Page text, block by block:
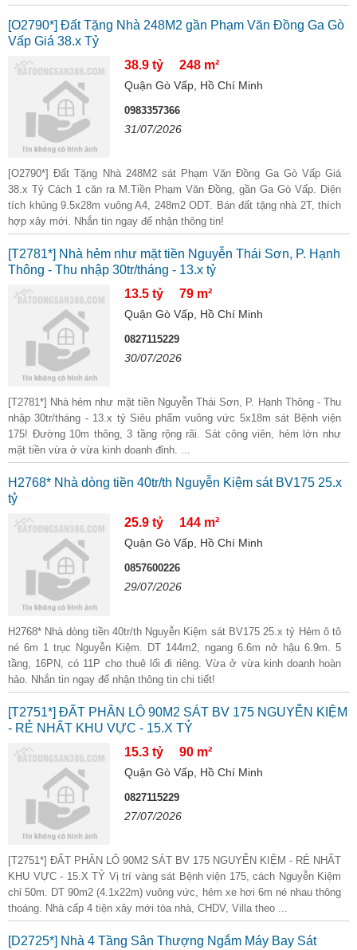
[O2790*] Đất Tặng Nhà 248M2 gần Phạm Văn Đồng Ga Gò
Vấp Giá 38.x Tỷ
38.9 tỷ
248 m²
Quận Gò Vấp, Hồ Chí Minh
0983357366
31/07/2026
[O2790*] Đất Tặng Nhà 248M2 sát Phạm Văn Đồng Ga Gò Vấp Giá
38.x Tỷ Cách 1 căn ra M.Tiền Phạm Văn Đồng, gần Ga Gò Vấp. Diện
tích khủng 9.5x28m vuông A4, 248m2 ODT. Bán đất tặng nhà 2T, thích
hợp xây mới. Nhắn tin ngay để nhận thông tin!
[T2781*] Nhà hẻm như mặt tiền Nguyễn Thái Sơn, P. Hạnh
Thông - Thu nhập 30tr/tháng - 13.x tỷ
13.5 tỷ
79 m²
Quận Gò Vấp, Hồ Chí Minh
0827115229
30/07/2026
[T2781*] Nhà hẻm như mặt tiền Nguyễn Thái Sơn, P. Hạnh Thông - Thu
nhập 30tr/tháng - 13.x tỷ Siêu phẩm vuông vức 5x18m sát Bệnh viện
175! Đường 10m thông, 3 tầng rộng rãi. Sát công viên, hẻm lớn như
mặt tiền vừa ở vừa kinh doanh đỉnh. ...
H2768* Nhà dòng tiền 40tr/th Nguyễn Kiệm sát BV175 25.x
tỷ
25.9 tỷ
144 m²
Quận Gò Vấp, Hồ Chí Minh
0857600226
29/07/2026
H2768* Nhà dòng tiền 40tr/th Nguyễn Kiệm sát BV175 25.x tỷ Hẻm ô tô
né 6m 1 trục Nguyễn Kiệm. DT 144m2, ngang 6.6m nở hậu 6.9m. 5
tầng, 16PN, có 11P cho thuê lối đi riêng. Vừa ở vừa kinh doanh hoàn
hảo. Nhắn tin ngay để nhận thông tin chi tiết!
[T2751*] ĐẤT PHÂN LÔ 90M2 SÁT BV 175 NGUYỄN KIỆM
- RẺ NHẤT KHU VỰC - 15.X TỶ
15.3 tỷ
90 m²
Quận Gò Vấp, Hồ Chí Minh
0827115229
27/07/2026
[T2751*] ĐẤT PHÂN LÔ 90M2 SÁT BV 175 NGUYỄN KIỆM - RẺ NHẤT
KHU VỰC - 15.X TỶ Vị trí vàng sát Bệnh viện 175, cách Nguyễn Kiệm
chỉ 50m. DT 90m2 (4.1x22m) vuông vức, hẻm xe hơi 6m né nhau thông
thoáng. Nhà cấp 4 tiện xây mới tòa nhà, CHDV, Villa theo ...
[D2725*] Nhà 4 Tầng Sân Thượng Ngắm Máy Bay Sát